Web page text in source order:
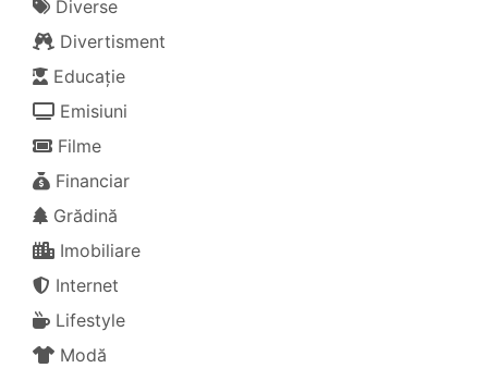
Diverse
Divertisment
Educație
Emisiuni
Filme
Financiar
Grădină
Imobiliare
Internet
Lifestyle
Modă